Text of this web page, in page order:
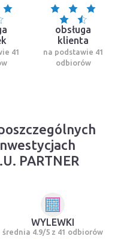
41
obsługa
klienta
na podstawie 41
odbiorów
PARTNER
WYLEWKI
średnia 4.9/5 z 41 odbiorów